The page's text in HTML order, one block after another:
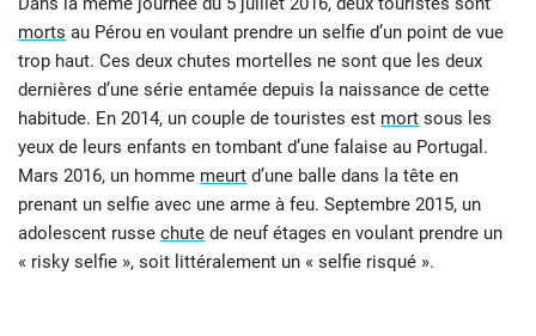
morts au Pérou en voulant prendre un selfie d’un point de vue
trop haut. Ces deux chutes mortelles ne sont que les deux
dernières d’une série entamée depuis la naissance de cette
habitude. En 2014, un couple de touristes est mort sous les
yeux de leurs enfants en tombant d’une falaise au Portugal.
Mars 2016, un homme meurt d’une balle dans la tête en
prenant un selfie avec une arme à feu. Septembre 2015, un
adolescent russe chute de neuf étages en voulant prendre un
« risky selfie », soit littéralement un « selfie risqué ».